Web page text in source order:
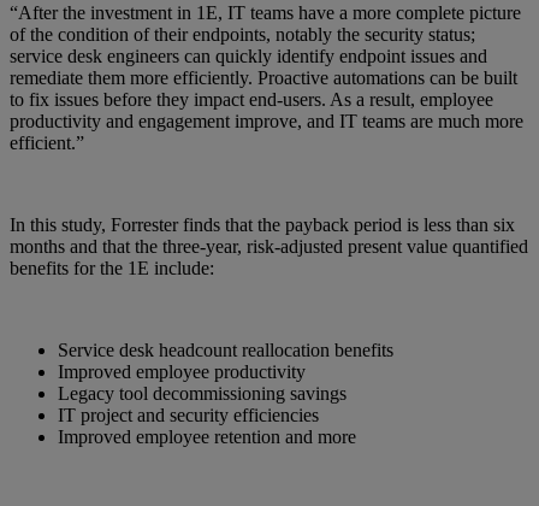
“After the investment in 1E, IT teams have a more complete picture
of the condition of their endpoints, notably the security status;
service desk engineers can quickly identify endpoint issues and
remediate them more efficiently. Proactive automations can be built
to fix issues before they impact end-users. As a result, employee
productivity and engagement improve, and IT teams are much more
efficient.”
In this study, Forrester finds that the payback period is less than six
months and that the three-year, risk-adjusted present value quantified
benefits for the 1E include:
Service desk headcount reallocation benefits
Improved employee productivity
Legacy tool decommissioning savings
IT project and security efficiencies
Improved employee retention and more